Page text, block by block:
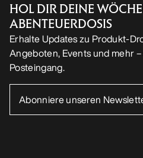
HOL DIR DEINE
ABENTEUERDOSIS
Erhalte Updates zu Produkt-
Angeboten, Events und mehr
Posteingang.